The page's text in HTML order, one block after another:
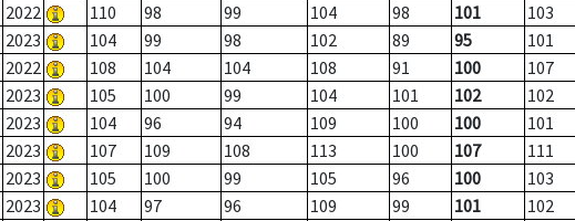
2022 110 98 99 104 98 101
103
2023 104 99 98 102 89 95
101
2022 108 104 104 108 91 100
107
2023 105 100 99 104 101 102
102
2023 104 96 94 109 100 100
101
2023 107 109 108 113 100 107
111
2023 105 100 99 105 96 100
103
2023 104 97 96 109 99 101
102